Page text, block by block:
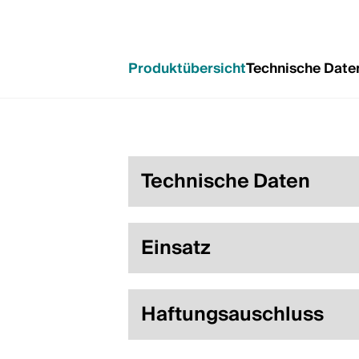
ProduktübersichtTechnische
Technische Daten
Einsatz
Haftungsauschluss